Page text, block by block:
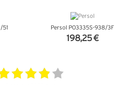
51 Persol PO3335S-938/3F
198,25 €